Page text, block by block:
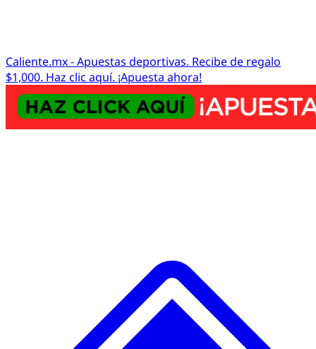
Caliente.mx - Apuestas deportivas. Recibe de regalo
$1,000. Haz clic aquí. ¡Apuesta ahora!